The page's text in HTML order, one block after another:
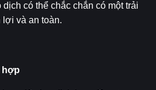
có thể chắc chắn có một trải
lợi và an toàn.
hợp